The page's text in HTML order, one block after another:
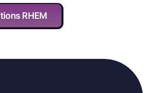
RHEM